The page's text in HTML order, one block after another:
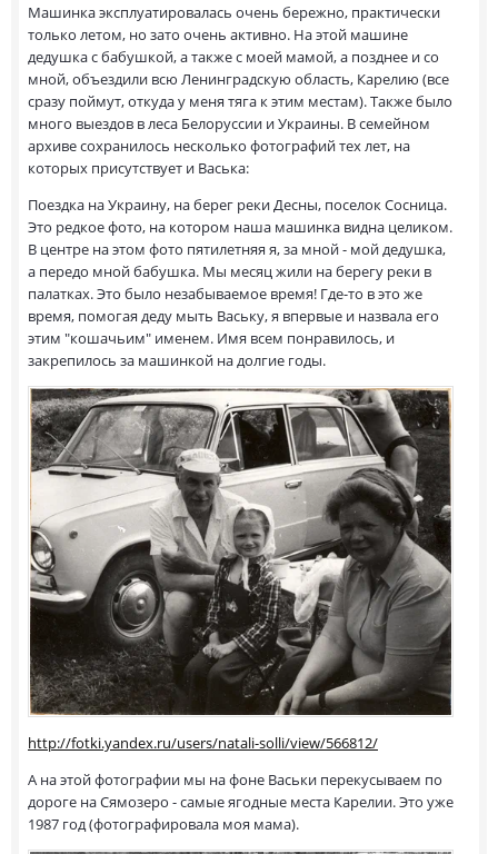
Машинка эксплуатировалась очень бережно, практически
только летом, но зато очень активно. На этой машине
дедушка с бабушкой, а также с моей мамой, а позднее и со
мной, объездили всю Ленинградскую область, Карелию (все
сразу поймут, откуда у меня тяга к этим местам). Также было
много выездов в леса Белоруссии и Украины. В семейном
архиве сохранилось несколько фотографий тех лет, на
которых присутствует и Васька:
Поездка на Украину, на берег реки Десны, поселок Сосница.
Это редкое фото, на котором наша машинка видна целиком.
В центре на этом фото пятилетняя я, за мной - мой дедушка,
а передо мной бабушка. Мы месяц жили на берегу реки в
палатках. Это было незабываемое время! Где-то в это же
время, помогая деду мыть Ваську, я впервые и назвала его
этим "кошачьим" именем. Имя всем понравилось, и
закрепилось за машинкой на долгие годы.
http://fotki.yandex.ru/users/natali-solli/view/566812/
А на этой фотографии мы на фоне Васьки перекусываем по
дороге на Сямозеро - самые ягодные места Карелии. Это уже
1987 год (фотографировала моя мама).